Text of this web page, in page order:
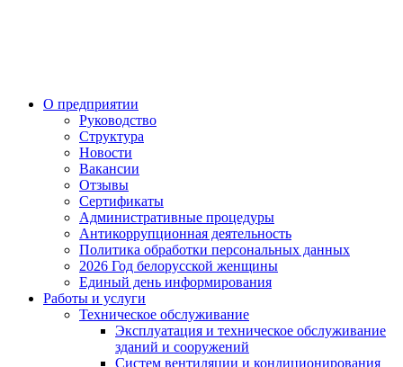
О предприятии
Руководство
Структура
Новости
Вакансии
Отзывы
Сертификаты
Административные процедуры
Антикоррупционная деятельность
Политика обработки персональных данных
2026 Год белорусской женщины
Единый день информирования
Работы и услуги
Техническое обслуживание
Эксплуатация и техническое обслуживание
зданий и сооружений
Систем вентиляции и кондиционирования